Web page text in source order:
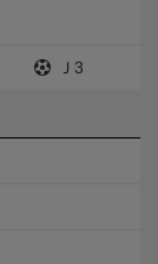
Ｊ3